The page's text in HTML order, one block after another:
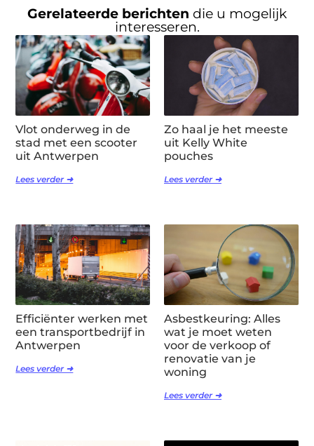
Gerelateerde berichten die u mogelijk
interesseren.
Vlot onderweg in de
stad met een scooter
uit Antwerpen
Lees verder ➜
Zo haal je het meeste
uit Kelly White
pouches
Lees verder ➜
Efficiënter werken met
een transportbedrijf in
Antwerpen
Lees verder ➜
Asbestkeuring: Alles
wat je moet weten
voor de verkoop of
renovatie van je
woning
Lees verder ➜